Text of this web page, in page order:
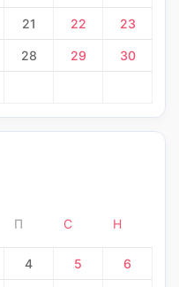
21 22 23
28 29 30
П С Н
4 5 6